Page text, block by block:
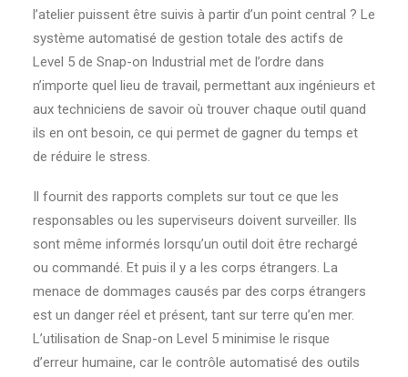
l’atelier puissent être suivis à partir d’un point central ? Le
système automatisé de gestion totale des actifs de
Level 5 de Snap-on Industrial met de l’ordre dans
n’importe quel lieu de travail, permettant aux ingénieurs et
aux techniciens de savoir où trouver chaque outil quand
ils en ont besoin, ce qui permet de gagner du temps et
de réduire le stress.
Il fournit des rapports complets sur tout ce que les
responsables ou les superviseurs doivent surveiller. Ils
sont même informés lorsqu’un outil doit être rechargé
ou commandé. Et puis il y a les corps étrangers. La
menace de dommages causés par des corps étrangers
est un danger réel et présent, tant sur terre qu’en mer.
L’utilisation de Snap-on Level 5 minimise le risque
d’erreur humaine, car le contrôle automatisé des outils